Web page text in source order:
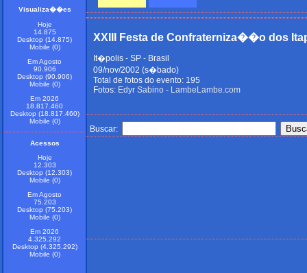
Visualiza��es
Hoje
14.875
Desktop (14.875)
Mobile (0)
Em Agosto
90.906
Desktop (90.906)
Mobile (0)
Em 2026
18.817.460
Desktop (18.817.460)
Mobile (0)
Acessos
Hoje
12.303
Desktop (12.303)
Mobile (0)
Em Agosto
75.203
Desktop (75.203)
Mobile (0)
Em 2026
4.325.292
Desktop (4.325.292)
Mobile (0)
XXIII Festa de Confraterniza��o dos
It�polis - SP - Brasil
09/nov/2002 (s�bado)
Total de fotos do evento: 195
Fotos: Edyr Sabino - LambeLambe.com
Buscar: